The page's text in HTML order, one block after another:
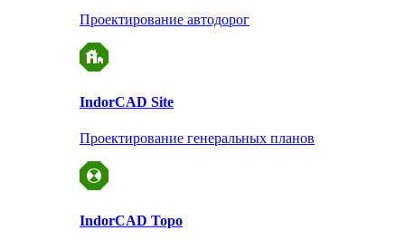
Проектирование автодорог
IndorCAD Site
Проектирование генеральных планов
IndorCAD Topo